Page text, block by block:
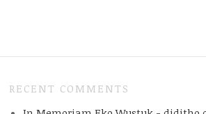
RECENT COMMENTS